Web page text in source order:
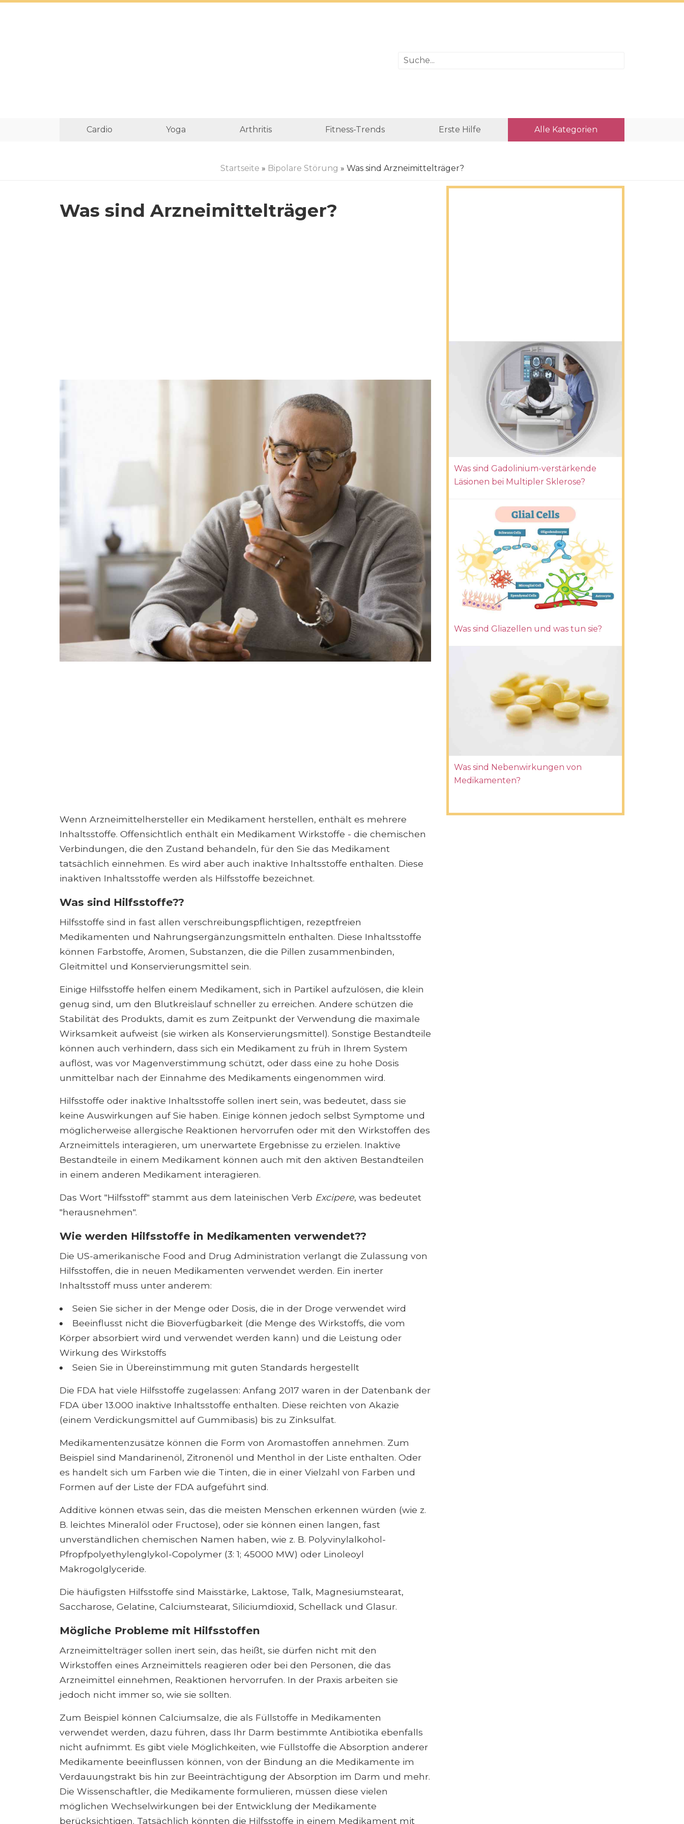
Cardio Yoga Arthritis Fitness-Trends Erste Hilfe Alle Kategorien
Startseite » Bipolare Störung » Was sind Arzneimittelträger?
Was sind Arzneimittelträger?
Wenn Arzneimittelhersteller ein Medikament herstellen, enthält es mehrere
Inhaltsstoffe. Offensichtlich enthält ein Medikament Wirkstoffe - die chemischen
Verbindungen, die den Zustand behandeln, für den Sie das Medikament
tatsächlich einnehmen. Es wird aber auch inaktive Inhaltsstoffe enthalten. Diese
inaktiven Inhaltsstoffe werden als Hilfsstoffe bezeichnet.
Was sind Hilfsstoffe??
Hilfsstoffe sind in fast allen verschreibungspflichtigen, rezeptfreien
Medikamenten und Nahrungsergänzungsmitteln enthalten. Diese Inhaltsstoffe
können Farbstoffe, Aromen, Substanzen, die die Pillen zusammenbinden,
Gleitmittel und Konservierungsmittel sein.
Einige Hilfsstoffe helfen einem Medikament, sich in Partikel aufzulösen, die klein
genug sind, um den Blutkreislauf schneller zu erreichen. Andere schützen die
Stabilität des Produkts, damit es zum Zeitpunkt der Verwendung die maximale
Wirksamkeit aufweist (sie wirken als Konservierungsmittel). Sonstige Bestandteile
können auch verhindern, dass sich ein Medikament zu früh in Ihrem System
auflöst, was vor Magenverstimmung schützt, oder dass eine zu hohe Dosis
unmittelbar nach der Einnahme des Medikaments eingenommen wird.
Hilfsstoffe oder inaktive Inhaltsstoffe sollen inert sein, was bedeutet, dass sie
keine Auswirkungen auf Sie haben. Einige können jedoch selbst Symptome und
möglicherweise allergische Reaktionen hervorrufen oder mit den Wirkstoffen des
Arzneimittels interagieren, um unerwartete Ergebnisse zu erzielen. Inaktive
Bestandteile in einem Medikament können auch mit den aktiven Bestandteilen
in einem anderen Medikament interagieren.
Das Wort "Hilfsstoff" stammt aus dem lateinischen Verb Excipere, was bedeutet
"herausnehmen".
Wie werden Hilfsstoffe in Medikamenten verwendet??
Die US-amerikanische Food and Drug Administration verlangt die Zulassung von
Hilfsstoffen, die in neuen Medikamenten verwendet werden. Ein inerter
Inhaltsstoff muss unter anderem:
Seien Sie sicher in der Menge oder Dosis, die in der Droge verwendet wird
Beeinflusst nicht die Bioverfügbarkeit (die Menge des Wirkstoffs, die vom
Körper absorbiert wird und verwendet werden kann) und die Leistung oder
Wirkung des Wirkstoffs
Seien Sie in Übereinstimmung mit guten Standards hergestellt
Die FDA hat viele Hilfsstoffe zugelassen: Anfang 2017 waren in der Datenbank der
FDA über 13.000 inaktive Inhaltsstoffe enthalten. Diese reichten von Akazie
(einem Verdickungsmittel auf Gummibasis) bis zu Zinksulfat.
Medikamentenzusätze können die Form von Aromastoffen annehmen. Zum
Beispiel sind Mandarinenöl, Zitronenöl und Menthol in der Liste enthalten. Oder
es handelt sich um Farben wie die Tinten, die in einer Vielzahl von Farben und
Formen auf der Liste der FDA aufgeführt sind.
Additive können etwas sein, das die meisten Menschen erkennen würden (wie z.
B. leichtes Mineralöl oder Fructose), oder sie können einen langen, fast
unverständlichen chemischen Namen haben, wie z. B. Polyvinylalkohol-
Pfropfpolyethylenglykol-Copolymer (3: 1; 45000 MW) oder Linoleoyl
Makrogolglyceride.
Die häufigsten Hilfsstoffe sind Maisstärke, Laktose, Talk, Magnesiumstearat,
Saccharose, Gelatine, Calciumstearat, Siliciumdioxid, Schellack und Glasur.
Mögliche Probleme mit Hilfsstoffen
Arzneimittelträger sollen inert sein, das heißt, sie dürfen nicht mit den
Wirkstoffen eines Arzneimittels reagieren oder bei den Personen, die das
Arzneimittel einnehmen, Reaktionen hervorrufen. In der Praxis arbeiten sie
jedoch nicht immer so, wie sie sollten.
Zum Beispiel können Calciumsalze, die als Füllstoffe in Medikamenten
verwendet werden, dazu führen, dass Ihr Darm bestimmte Antibiotika ebenfalls
nicht aufnimmt. Es gibt viele Möglichkeiten, wie Füllstoffe die Absorption anderer
Medikamente beeinflussen können, von der Bindung an die Medikamente im
Verdauungstrakt bis hin zur Beeinträchtigung der Absorption im Darm und mehr.
Die Wissenschaftler, die Medikamente formulieren, müssen diese vielen
möglichen Wechselwirkungen bei der Entwicklung der Medikamente
berücksichtigen. Tatsächlich könnten die Hilfsstoffe in einem Medikament mit
Was sind Gadolinium-verstärkende
Läsionen bei Multipler Sklerose?
Was sind Gliazellen und was tun sie?
Was sind Nebenwirkungen von
Medikamenten?